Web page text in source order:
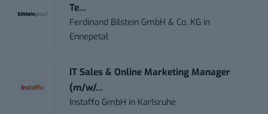
Te...
Ferdinand Bilstein GmbH & Co. KG in
Ennepetal
IT Sales & Online Marketing Manager
(m/w/...
Instaffo GmbH in Karlsruhe